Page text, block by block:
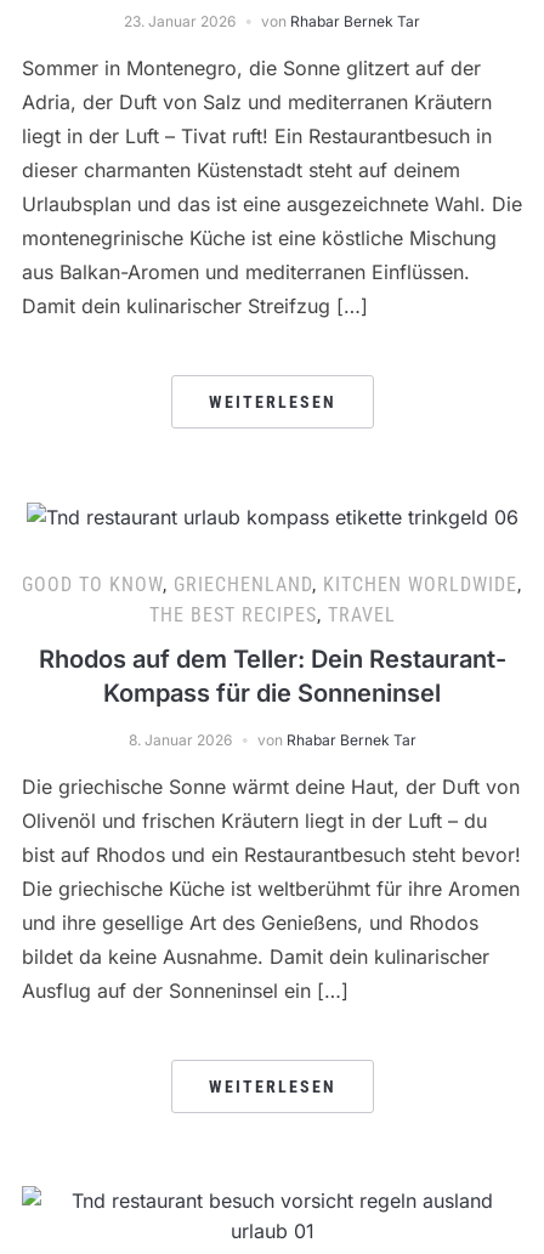
23. Januar 2026 von Rhabar Bernek Tar
Sommer in Montenegro, die Sonne glitzert auf der
Adria, der Duft von Salz und mediterranen Kräutern
liegt in der Luft – Tivat ruft! Ein Restaurantbesuch in
dieser charmanten Küstenstadt steht auf deinem
Urlaubsplan und das ist eine ausgezeichnete Wahl. Die
montenegrinische Küche ist eine köstliche Mischung
aus Balkan-Aromen und mediterranen Einflüssen.
Damit dein kulinarischer Streifzug […]
WEITERLESEN
GOOD TO KNOW, GRIECHENLAND, KITCHEN WORLDWIDE,
THE BEST RECIPES, TRAVEL
Rhodos auf dem Teller: Dein Restaurant-
Kompass für die Sonneninsel
8. Januar 2026 von Rhabar Bernek Tar
Die griechische Sonne wärmt deine Haut, der Duft von
Olivenöl und frischen Kräutern liegt in der Luft – du
bist auf Rhodos und ein Restaurantbesuch steht bevor!
Die griechische Küche ist weltberühmt für ihre Aromen
und ihre gesellige Art des Genießens, und Rhodos
bildet da keine Ausnahme. Damit dein kulinarischer
Ausflug auf der Sonneninsel ein […]
WEITERLESEN